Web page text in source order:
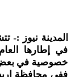
المدينة نيوز
في إطارها
خصوصية في
ففي محافظة اربد